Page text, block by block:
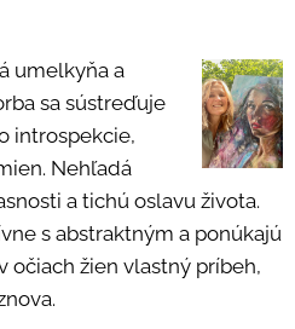
umelkyňa a
sa sústreďuje
introspekcie,
Nehľadá
a tichú oslavu života.
s abstraktným a ponúkajú
žien vlastný príbeh,